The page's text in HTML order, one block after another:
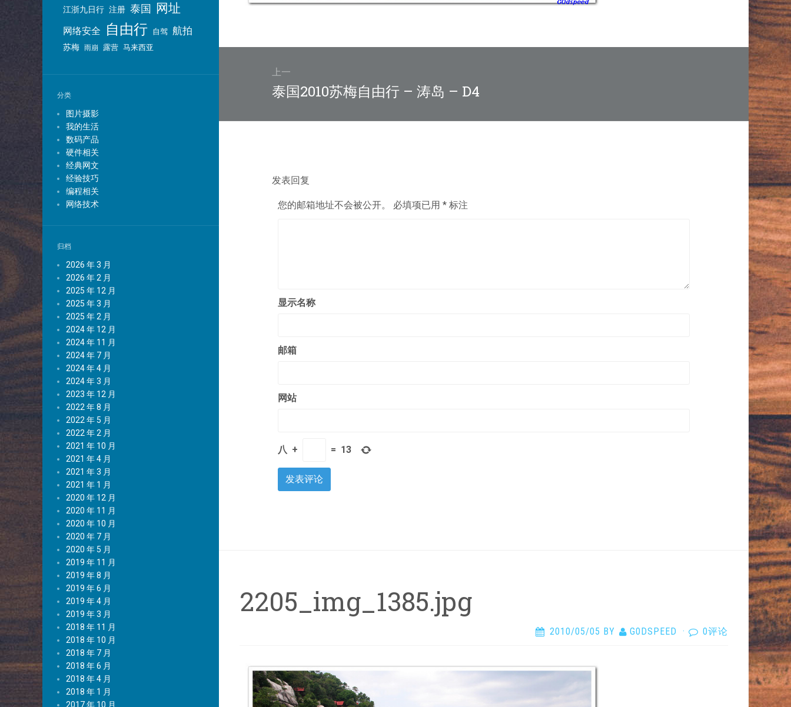
江浙九日行 注册 泰国 网址
网络安全 自由行 自驾 航拍
苏梅 雨崩 露营 马来西亚
分类
图片摄影
我的生活
数码产品
硬件相关
经典网文
经验技巧
编程相关
网络技术
归档
2026 年 3 月
2026 年 2 月
2025 年 12 月
2025 年 3 月
2025 年 2 月
2024 年 12 月
2024 年 11 月
2024 年 7 月
2024 年 4 月
2024 年 3 月
2023 年 12 月
2022 年 8 月
2022 年 5 月
2022 年 2 月
2021 年 10 月
2021 年 4 月
2021 年 3 月
2021 年 1 月
2020 年 12 月
2020 年 11 月
2020 年 10 月
2020 年 7 月
2020 年 5 月
2019 年 11 月
2019 年 8 月
2019 年 6 月
2019 年 4 月
2019 年 3 月
2018 年 11 月
2018 年 10 月
2018 年 7 月
2018 年 6 月
2018 年 4 月
2018 年 1 月
2017 年 10 月
章
航
上一
上
篇
泰国2010苏梅自由行 – 涛岛 – D4
发表回复
您的邮箱地址不会被公开。 必填项已用 * 标注
显示名称
邮箱
网站
八 + = 13
2205_img_1385.jpg
2010/05/05 BY G0DSPEED · 0评论